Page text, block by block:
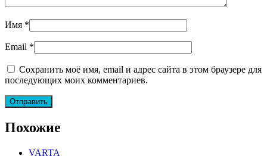
Имя *
Email *
Сохранить моё имя, email и адрес сайта в этом браузере для
последующих моих комментариев.
Похожие
VARTA